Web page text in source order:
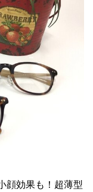
顔効果も！超薄型